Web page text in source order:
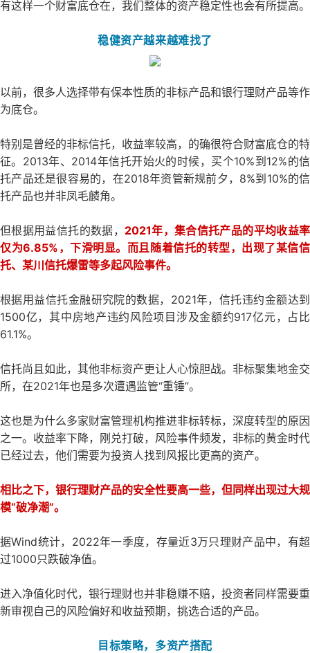
有这样一个财富底仓在，我们整体的资产稳定性也会有所提高。
稳健资产越来越难找了
以前，很多人选择带有保本性质的非标产品和银行理财产品等作
为底仓。
特别是曾经的非标信托，收益率较高，的确很符合财富底仓的特
征。2013年、2014年信托开始火的时候，买个10%到12%的信
托产品还是很容易的，在2018年资管新规前夕，8%到10%的信
托产品也并非凤毛麟角。
但根据用益信托的数据， 2021年，集合信托产品的平均收益率
仅为6.85%，下滑明显。而且随着信托的转型，出现了某信信
托、某川信托爆雷等多起风险事件。
根据用益信托金融研究院的数据，2021年，信托违约金额达到
1500亿，其中房地产违约风险项目涉及金额约917亿元，占比
61.1%。
信托尚且如此，其他非标资产更让人心惊胆战。非标聚集地金交
所，在2021年也是多次遭遇监管“重锤”。
这也是为什么多家财富管理机构推进非标转标，深度转型的原因
之一。收益率下降，刚兑打破，风险事件频发，非标的黄金时代
已经过去，他们需要为投资人找到风报比更高的资产。
相比之下，银行理财产品的安全性要高一些，但同样出现过大规
模“破净潮”。
据Wind统计，2022年一季度，存量近3万只理财产品中，有超
过1000只跌破净值。
进入净值化时代，银行理财也并非稳赚不赔，投资者同样需要重
新审视自己的风险偏好和收益预期，挑选合适的产品。
目标策略，多资产搭配